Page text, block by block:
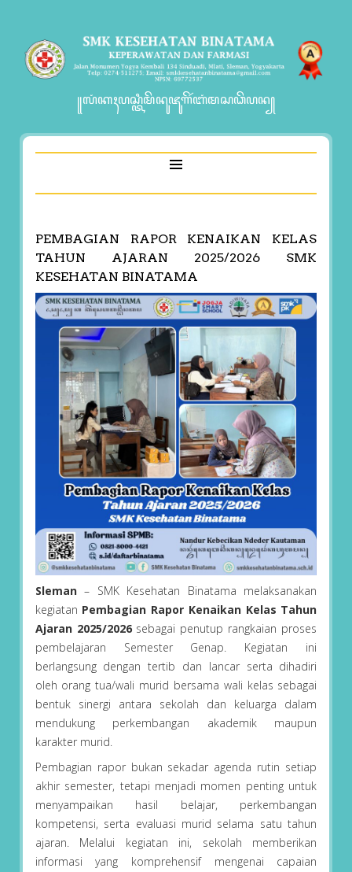
꧋ꦭꦁꦏꦃꦥꦱ꧀ꦠꦶꦩꦼꦤꦸꦗꦸꦒꦼꦂꦧꦁꦩꦱꦣꦼꦥꦤ꧀
PEMBAGIAN RAPOR KENAIKAN KELAS
TAHUN AJARAN 2025/2026 SMK
KESEHATAN BINATAMA
Sleman– SMK Kesehatan Binatama melaksanakan
kegiatan Pembagian Rapor Kenaikan Kelas Tahun
Ajaran 2025/2026sebagai penutup rangkaian proses
pembelajaran Semester Genap. Kegiatan ini
berlangsung dengan tertib dan lancar serta dihadiri
oleh orang tua/wali murid bersama wali kelas sebagai
bentuk sinergi antara sekolah dan keluarga dalam
mendukung perkembangan akademik maupun
karakter murid.
Pembagian rapor bukan sekadar agenda rutin setiap
akhir semester, tetapi menjadi momen penting untuk
menyampaikan hasil belajar, perkembangan
kompetensi, serta evaluasi murid selama satu tahun
ajaran. Melalui kegiatan ini, sekolah memberikan
informasi yang komprehensif mengenai capaian